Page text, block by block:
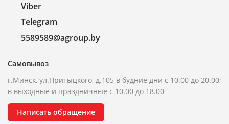
Viber
Telegram
5589589@agroup.by
Самовывоз
г.Минск, ул.Притыцкого, д.105 в будние дни с 10.00 до 20.00;
в выходные и праздничные с 10.00 до 18.00
Написать обращение